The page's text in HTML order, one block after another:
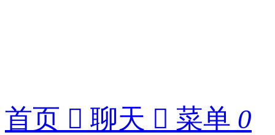
首页  聊天  菜单 0